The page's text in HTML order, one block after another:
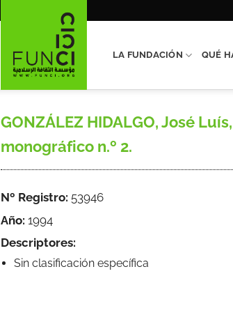
LA FUNDACIÓN QUÉ
GONZÁLEZ HIDALGO, José
monográfico n.º 2.
Nº Registro: 53946
Año: 1994
Descriptores:
Sin clasificación específica